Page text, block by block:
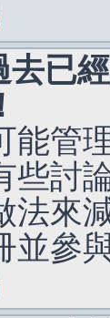
去已
能管
些討
法來
並參